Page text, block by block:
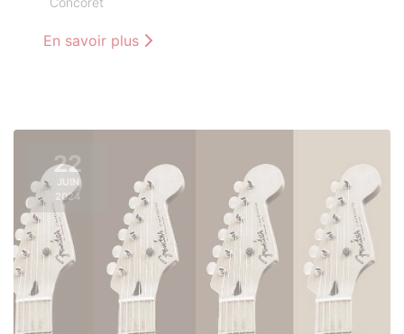
En savoir plus
22
JUIN
2024